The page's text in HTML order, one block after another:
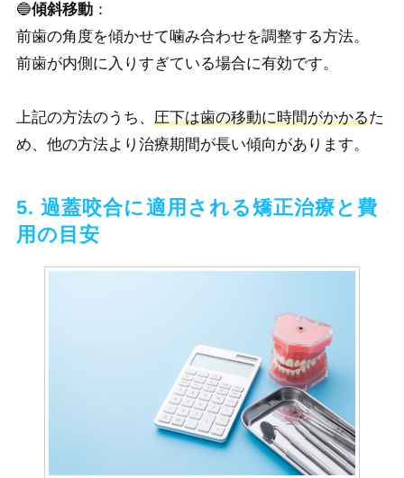
🔵傾斜移動：
前歯の角度を傾かせて噛み合わせを調整する方法。
前歯が内側に入りすぎている場合に有効です。
上記の方法のうち、 圧下は歯の移動に時間がかかるた
め、他の方法より治療期間が長い傾向があります。
5. 過蓋咬合に適用される矯正治療と費
用の目安